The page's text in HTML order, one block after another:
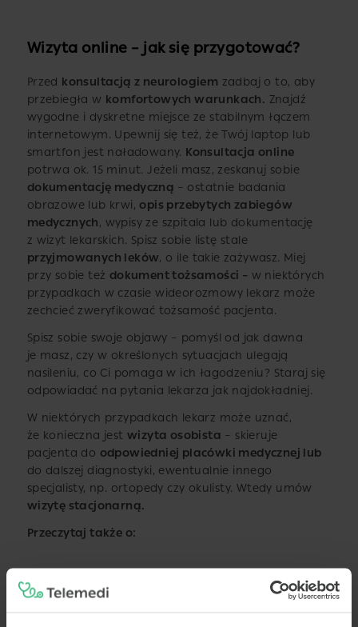
Wizyta online – jak się przygotować?
Przed konsultacją z neurologiem zadbaj o to, aby
przebiegła w komfortowych warunkach. Znajdź
wygodne i dyskretne miejsce ze stabilnym łączem
internetowym. Upewnij się też, że Twój laptop lub
smartfon jest naładowany. Konsultacja online
potrwa ok. 15 minut. Jeżeli masz, zeskanuj sobie
dokumentację medyczną – ostatnie badania
obrazowe lub krwi, opis przebytych zabiegów
medycznych, wypisy ze szpitala lub dokumentację
z wizyt lekarskich. Spisz sobie listę stale
przyjmowanych leków, o ile takie zażywasz. Miej
przy sobie też dokument tożsamości – w niektórych
przypadkach w czasie wideorozmowy lekarz może
zechcieć zweryfikować tożsamość pacjenta.
Spisz sobie swoje objawy – pomyśl od jak dawna
je masz, czy w określonych sytuacjach ulegają
nasileniu, co Ci pomaga w ich łagodzeniu? Staraj się
odpowiadać na pytania lekarza jak najdokładniej.
W niektórych przypadkach lekarz może uznać,
że konieczna jest wizyta osobista – skieruje
pacjenta do odpowiedniej placówki medycznej lub
do dalszej diagnostyki, ewentualnie innego
specjalisty, np. ortopedy czy okulisty. Wtedy umów
wizytę stacjonarną.
Przeczytaj także o: